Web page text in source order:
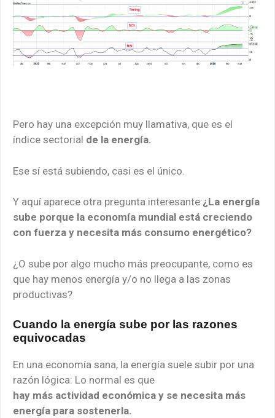
Pero hay una excepción muy llamativa, que es el
índice sectorial de la energía.
Ese sí está subiendo, casi es el único.
Y aquí aparece otra pregunta interesante:¿La energía
sube porque la economía mundial está creciendo
con fuerza y necesita más consumo energético?
¿O sube por algo mucho más preocupante, como es
que hay menos energía y/o no llega a las zonas
productivas?
Cuando la energía sube por las razones
equivocadas
En una economía sana, la energía suele subir por una
razón lógica: Lo normal es que
hay más actividad económica y se necesita más
energía para sostenerla.